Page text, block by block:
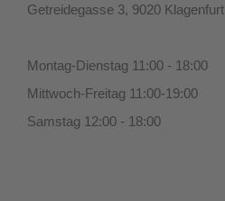
Getreidegasse 3, 9020 Klagenfurt
Montag-Dienstag 11:00 - 18:00
Mittwoch-Freitag 11:00-19:00
Samstag 12:00 - 18:00